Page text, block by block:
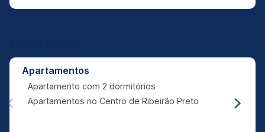
Apartamentos
Apartamento com 2 dormitórios
Apartamentos no Centro de Ribeirão Preto